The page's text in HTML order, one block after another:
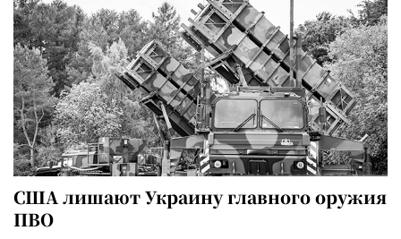
США лишают Украину главного оружия
ПВО